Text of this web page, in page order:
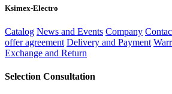
Ksimex-Electro
Catalog News and Events Company
offer agreement Delivery and Payment
Exchange and Return
Selection Consultation